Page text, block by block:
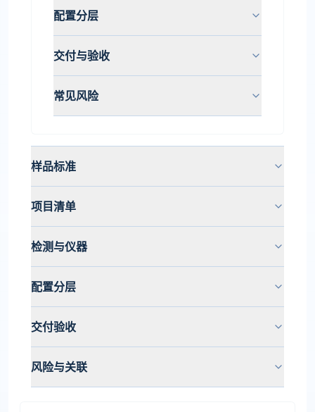
配置分层
交付与验收
常见风险
样品标准
项目清单
检测与仪器
配置分层
交付验收
风险与关联